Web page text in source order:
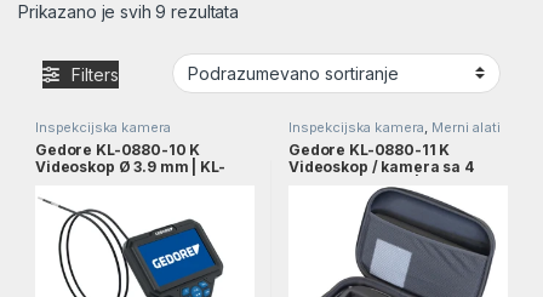
Prikazano je svih 9 rezultata
Filters
Inspekcijska kamera
Gedore KL-0880-10 K
Videoskop Ø 3.9 mm | KL-
Inspekcijska kamera, Merni alati
Gedore KL-0880-11 K
Videoskop / kamera sa 4
smera Ø 3.9 mm | KL-0880-